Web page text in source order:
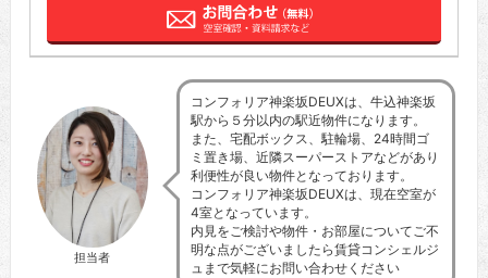
担当者
コンフォリア神楽坂DEUXは、牛込神楽坂
駅から５分以内の駅近物件になります。
また、宅配ボックス、駐輪場、24時間ゴ
ミ置き場、近隣スーパーストアなどがあり
利便性が良い物件となっております。
コンフォリア神楽坂DEUXは、現在空室が
4室となっています。
内見をご検討や物件・お部屋についてご不
明な点がございましたら賃貸コンシェルジ
ュまで気軽にお問い合わせください